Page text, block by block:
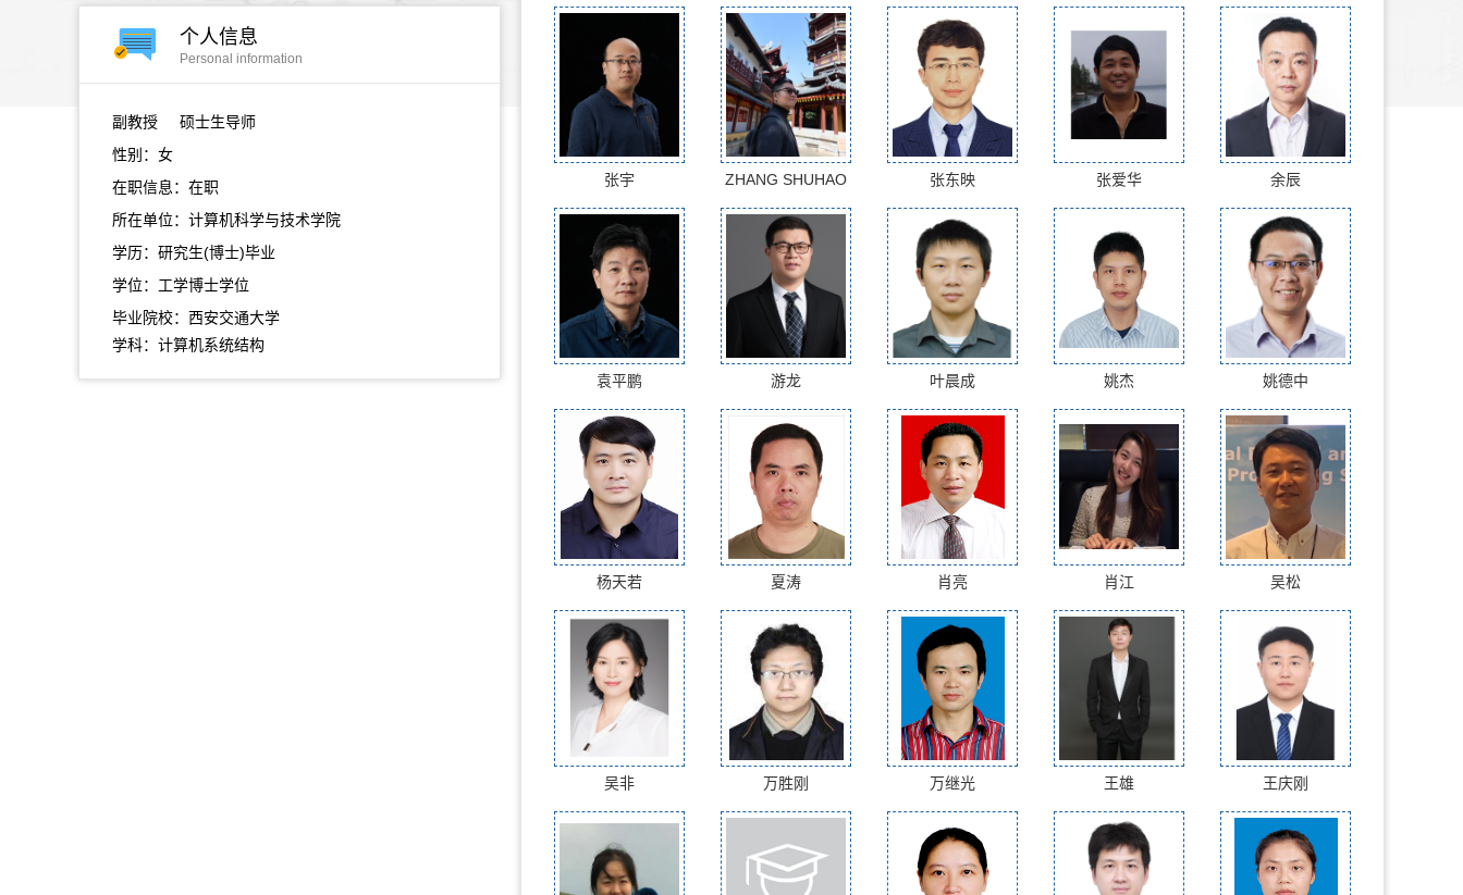
个人信息
Personal information
副教授
硕士生导师
性别：女
在职信息：在职
所在单位：计算机科学与技术学院
学历：研究生(博士)毕业
学位：工学博士学位
毕业院校：西安交通大学
学科：计算机系统结构
张宇 ZHANG SHUHAO 张东映 张爱华 余辰
袁平鹏 游龙 叶晨成 姚杰 姚德中
杨天若 夏涛 肖亮 肖江 吴松
吴非 万胜刚 万继光 王雄 王庆刚